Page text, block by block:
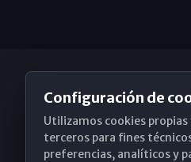
Obispado
Configuración de
Utilizamos cookies propias
terceros para fines
preferencias, analíticos y